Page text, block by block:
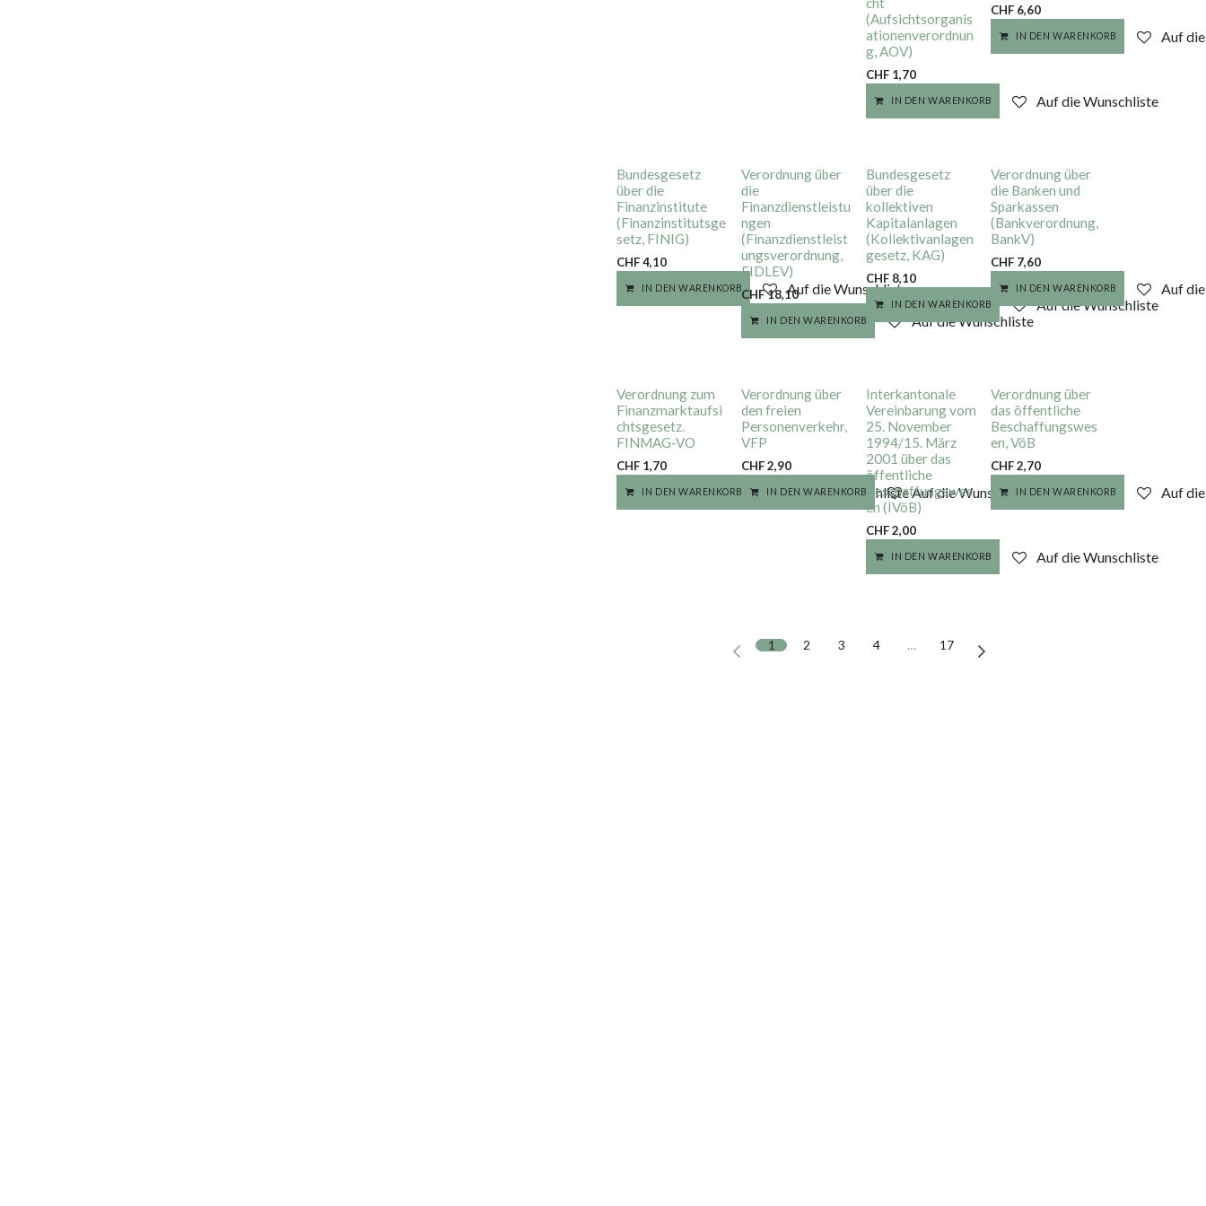
(Aufsichtsorganis
ationenverordnun
g, AOV)
CHF 1,70
IN DEN WARENKORB Auf die Wunschliste
CHF 6,60
IN DEN WARENKORB Auf
Bundesgesetz
über die
Finanzinstitute
(Finanzinstitutsge
setz, FINIG)
CHF4,10
IN DEN WARENKORB Auf die Wunschliste
Verordnung über
die
Finanzdienstleistu
ngen
(Finanzdienstleist
ungsverordnung,
FIDLEV)
CHF18,10
IN DEN WARENKORB Auf die Wunschliste
Bundesgesetz
über die
kollektiven
Kapitalanlagen
(Kollektivanlagen
gesetz, KAG)
CHF 8,10
IN DEN WARENKORB Auf die Wunschliste
Verordnung über
die Banken und
Sparkassen
(Bankverordnung,
BankV)
CHF 7,60
IN DEN WARENKORB Auf
Verordnung zum
Finanzmarktaufsi
chtsgesetz.
FINMAG-VO
CHF 1,70
IN DEN WARENKORB Auf die Wunschliste
Verordnung über
den freien
Personenverkehr,
VFP
CHF2,90
IN DEN WARENKORB Auf die Wunschliste
Interkantonale
Vereinbarung vom
25. November
1994/15. März
2001 über das
öffentliche
Beschaffungswes
en (IVöB)
CHF2,00
IN DEN WARENKORB Auf die Wunschliste
Verordnung über
das öffentliche
Beschaffungswes
en, VöB
CHF2,70
IN DEN WARENKORB Auf
1 2 3 4 … 17